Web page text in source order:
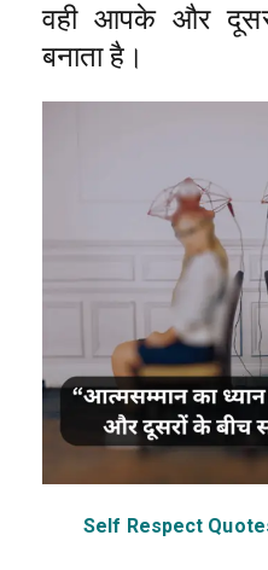
वही आपके और
बनाता है।
Self Respect